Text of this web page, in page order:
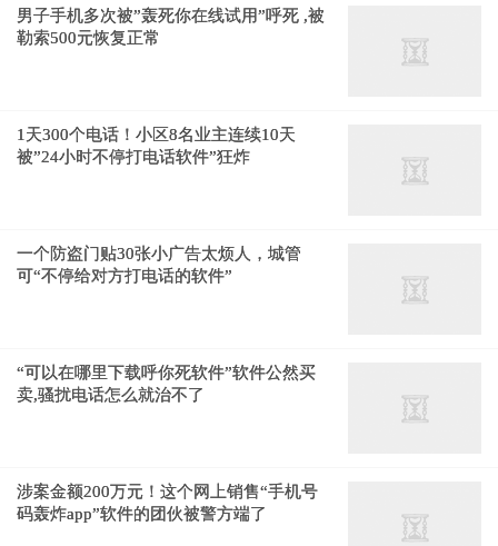
男子手机多次被”轰死你在线试用”呼死 ,被
勒索500元恢复正常
1天300个电话！小区8名业主连续10天
被”24小时不停打电话软件”狂炸
一个防盗门贴30张小广告太烦人，城管
可“不停给对方打电话的软件”
“可以在哪里下载呼你死软件”软件公然买
卖,骚扰电话怎么就治不了
涉案金额200万元！这个网上销售“手机号
码轰炸app”软件的团伙被警方端了